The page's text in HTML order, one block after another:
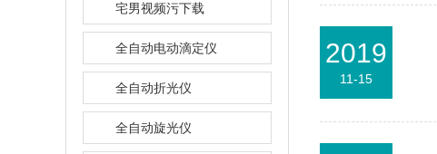
宅男视频污下载
全自动电动滴定仪
全自动折光仪
全自动旋光仪
2019
11-15